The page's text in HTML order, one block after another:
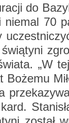
do
nie­mal 70
świą­ty­ni
„W
Bo­że­mu
kard.